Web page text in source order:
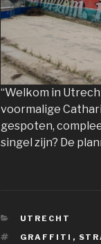
“Welkom in
voormalige
gespoten,
singel zijn? De
CATEGORIEËN
UTRECHT
TAGS
GRAFFITI ,